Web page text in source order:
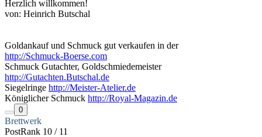
Herzlich willkommen!
von: Heinrich Butschal
Goldankauf und Schmuck gut verkaufen in der
http://Schmuck-Boerse.com
Schmuck Gutachter, Goldschmiedemeister
http://Gutachten.Butschal.de
Siegelringe http://Meister-Atelier.de
Königlicher Schmuck http://Royal-Magazin.de
0
Brettwerk
PostRank 10 / 11